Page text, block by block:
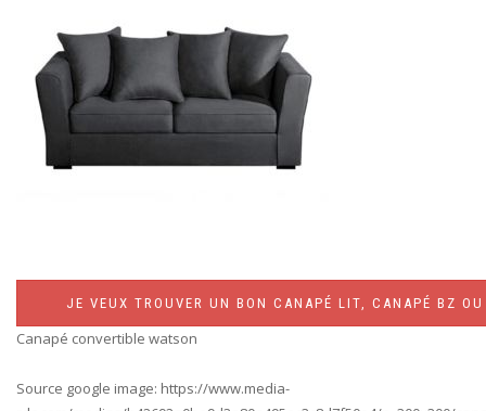
JE VEUX TROUVER UN BON CANAPÉ LIT, CANAPÉ BZ
Canapé convertible watson
Source google image: https://www.media-